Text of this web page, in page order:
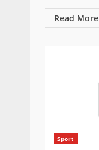
Read More
Sport